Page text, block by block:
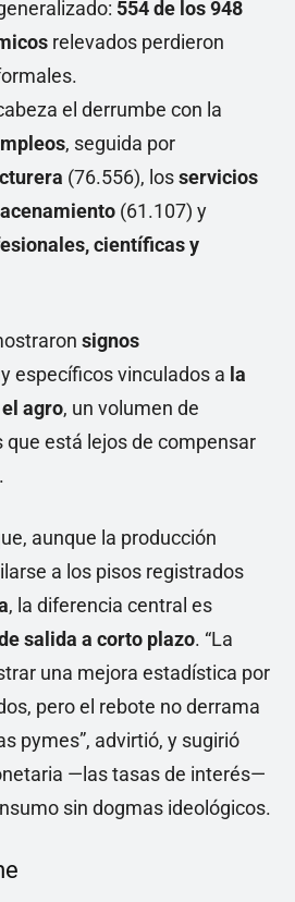
554 de los 948
relevados perdieron
el derrumbe con la
, seguida por
(76.556), losservicios
(61.107) y
científicas y
signos
específicos vinculados a la
agro, un volumen de
que está lejos de compensar
aunque la producción
a los pisos registrados
, la diferencia central es
salida a corto plazo. “La
una mejora estadística por
pero el rebote no derrama
pymes”, advirtió, y sugirió
—las tasas de interés—
sin dogmas ideológicos.